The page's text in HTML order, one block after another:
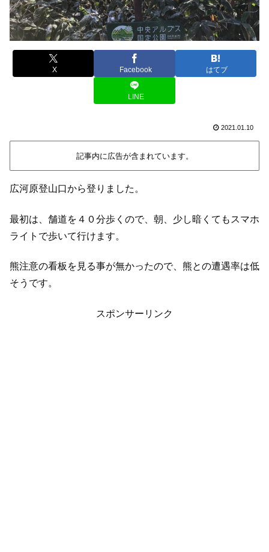
X Facebook はてブ
LINE
2021.01.10
記事内に広告が含まれています。
広河原登山口から登りました。
最初は、舗道を４０分歩くので、朝、少し暗くてもスマホ
ライトで歩いて行けます。
熊注意の看板を見る事が無かったので、熊との遭遇率は低
そうです。
スポンサーリンク